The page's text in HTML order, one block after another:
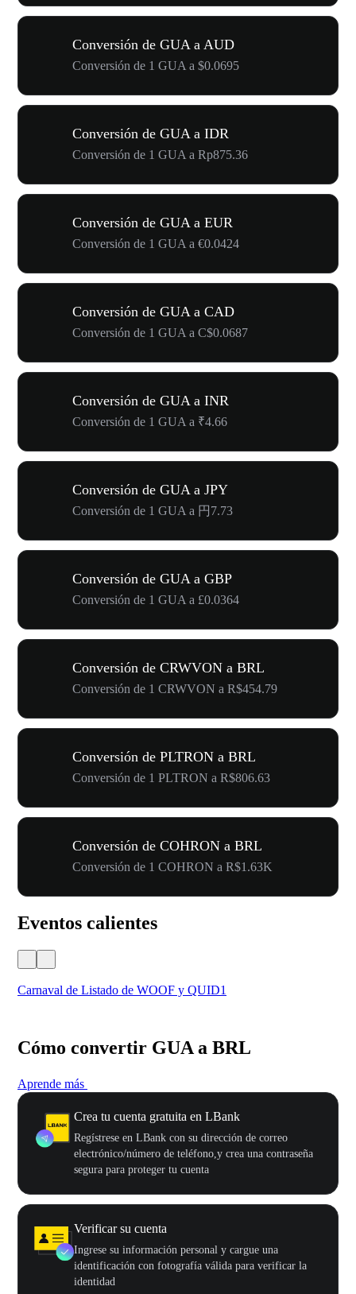
Conversión de GUA a AUD
Conversión de 1 GUA a $0.0695
Conversión de GUA a IDR
Conversión de 1 GUA a Rp875.36
Conversión de GUA a EUR
Conversión de 1 GUA a €0.0424
Conversión de GUA a CAD
Conversión de 1 GUA a C$0.0687
Conversión de GUA a INR
Conversión de 1 GUA a ₹4.66
Conversión de GUA a JPY
Conversión de 1 GUA a 円7.73
Conversión de GUA a GBP
Conversión de 1 GUA a £0.0364
Conversión de CRWVON a BRL
Conversión de 1 CRWVON a R$454.79
Conversión de PLTRON a BRL
Conversión de 1 PLTRON a R$806.63
Conversión de COHRON a BRL
Conversión de 1 COHRON a R$1.63K
Eventos calientes
Carnaval de Listado de WOOF y QUID1
Cómo convertir GUA a BRL
Aprende más
Crea tu cuenta gratuita en LBank
Regístrese en LBank con su dirección de correo
electrónico/número de teléfono,y crea una contraseña
segura para proteger tu cuenta
Verificar su cuenta
Ingrese su información personal y cargue una
identificación con fotografía válida para verificar la
identidad